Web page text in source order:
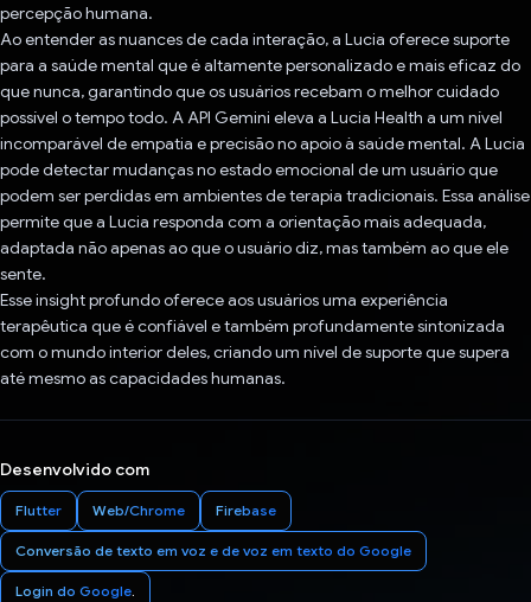
percepção humana.
Ao entender as nuances de cada interação, a Lucia oferece suporte
para a saúde mental que é altamente personalizado e mais eficaz do
que nunca, garantindo que os usuários recebam o melhor cuidado
possível o tempo todo. A API Gemini eleva a Lucia Health a um nível
incomparável de empatia e precisão no apoio à saúde mental. A Lucia
pode detectar mudanças no estado emocional de um usuário que
podem ser perdidas em ambientes de terapia tradicionais. Essa análise
permite que a Lucia responda com a orientação mais adequada,
adaptada não apenas ao que o usuário diz, mas também ao que ele
sente.
Esse insight profundo oferece aos usuários uma experiência
terapêutica que é confiável e também profundamente sintonizada
com o mundo interior deles, criando um nível de suporte que supera
até mesmo as capacidades humanas.
Desenvolvido com
Flutter Web/Chrome Firebase
Conversão de texto em voz e de voz em texto do Google
Login do Google.